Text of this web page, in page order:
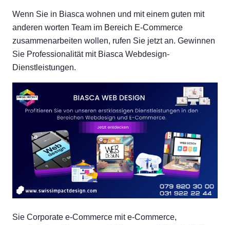
Wenn Sie in Biasca wohnen und mit einem guten mit
anderen worten Team im Bereich E-Commerce
zusammenarbeiten wollen, rufen Sie jetzt an. Gewinnen
Sie Professionalität mit Biasca Webdesign-
Dienstleistungen.
Sie Corporate e-Commerce mit e-Commerce,